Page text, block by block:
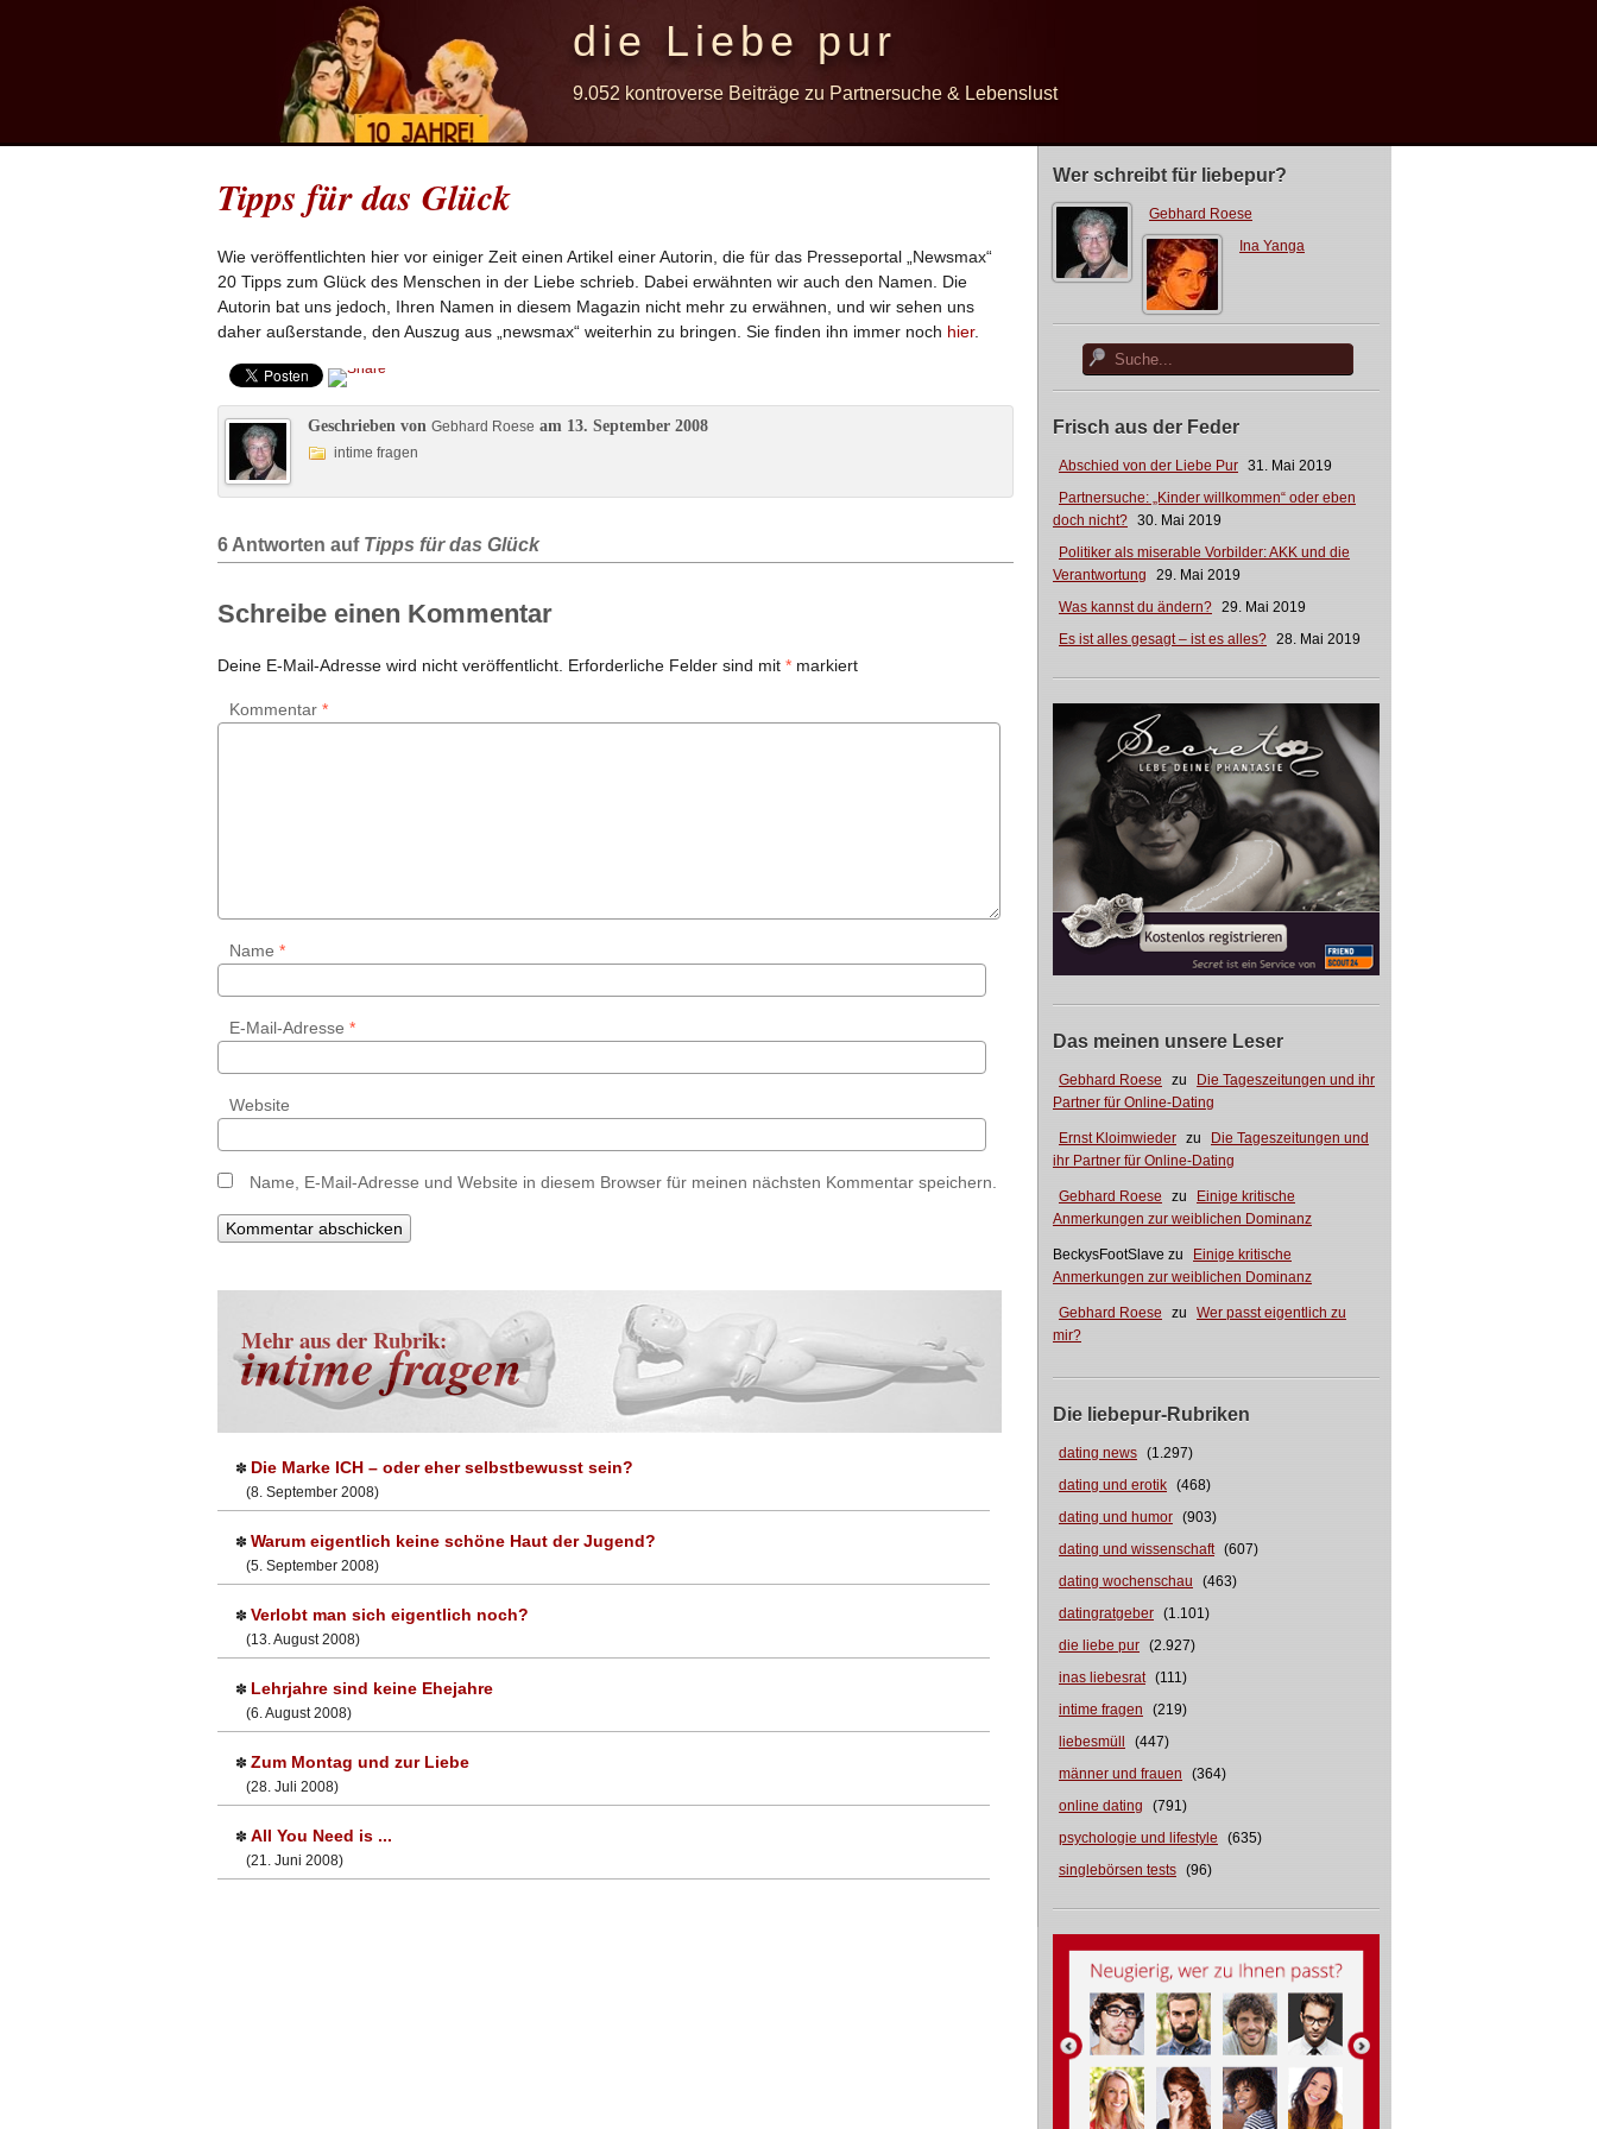
die Liebe pur
9.052 kontroverse Beiträge zu Partnersuche & Lebenslust
Wer schreibt für liebepur?
Gebhard Roese
Ina Yanga
Frisch aus der Feder
Abschied von der Liebe Pur 31. Mai 2019
Partnersuche: „Kinder willkommen“ oder eben
doch nicht? 30. Mai 2019
Politiker als miserable Vorbilder: AKK und die
Verantwortung
29. Mai 2019
Was kannst du ändern? 29. Mai 2019
Es ist alles gesagt – ist es alles? 28. Mai 2019
Das meinen unsere Leser
Gebhard Roese zu
Die Tageszeitungen und ihr
Partner für Online-Dating
Ernst Kloimwieder zu
Die Tageszeitungen und
ihr Partner für Online-Dating
Gebhard Roese zu
Einige kritische
Anmerkungen zur weiblichen Dominanz
BeckysFootSlave zu
Einige kritische
Anmerkungen zur weiblichen Dominanz
Gebhard Roese zu
Wer passt eigentlich zu
mir?
Die liebepur-Rubriken
dating news (1.297)
dating und erotik (468)
dating und humor (903)
dating und wissenschaft (607)
dating wochenschau
(463)
datingratgeber (1.101)
die liebe pur (2.927)
inas liebesrat (111)
intime fragen
(219)
liebesmüll
(447)
männer und frauen
(364)
online dating
(791)
psychologie und lifestyle
(635)
singlebörsen tests (96)
Tipps für das Glück
Wie veröffentlichten hier vor einiger Zeit einen Artikel einer Autorin, die für das Presseportal „Newsmax“
20 Tipps zum Glück des Menschen in der Liebe schrieb. Dabei erwähnten wir auch den Namen. Die
Autorin bat uns jedoch, Ihren Namen in diesem Magazin nicht mehr zu erwähnen, und wir sehen uns
daher außerstande, den Auszug aus „newsmax“ weiterhin zu bringen. Sie finden ihn immer noch hier.
Geschrieben von Gebhard Roese am 13. September 2008
intime fragen
6 Antworten auf Tipps für das Glück
Schreibe einen Kommentar
Deine E-Mail-Adresse wird nicht veröffentlicht. Erforderliche Felder sind mit * markiert
Kommentar *
Name *
E-Mail-Adresse *
Website
Name, E-Mail-Adresse und Website in diesem Browser für meinen nächsten Kommentar speichern.
Mehr aus der Rubrik:
intime fragen
✽ Die Marke ICH – oder eher selbstbewusst sein?
(8. September 2008)
✽ Warum eigentlich keine schöne Haut der Jugend?
(5. September 2008)
✽ Verlobt man sich eigentlich noch?
(13. August 2008)
✽ Lehrjahre sind keine Ehejahre
(6. August 2008)
✽ Zum Montag und zur Liebe
(28. Juli 2008)
✽ All You Need is ...
(21. Juni 2008)